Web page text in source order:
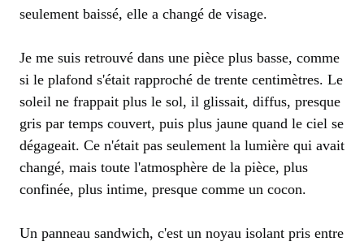
seulement baissé, elle a changé de visage.
Je me suis retrouvé dans une pièce plus basse, comme
si le plafond s'était rapproché de trente centimètres. Le
soleil ne frappait plus le sol, il glissait, diffus, presque
gris par temps couvert, puis plus jaune quand le ciel se
dégageait. Ce n'était pas seulement la lumière qui avait
changé, mais toute l'atmosphère de la pièce, plus
confinée, plus intime, presque comme un cocon.
Un panneau sandwich, c'est un noyau isolant pris entre